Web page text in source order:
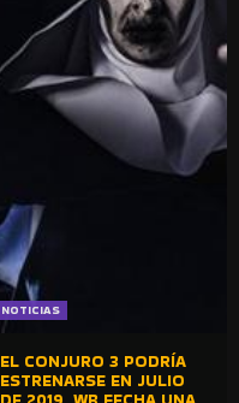
NOTICIAS
EL CONJURO 3 PODRÍA
ESTRENARSE EN JULIO